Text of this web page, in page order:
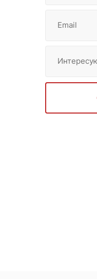
Email